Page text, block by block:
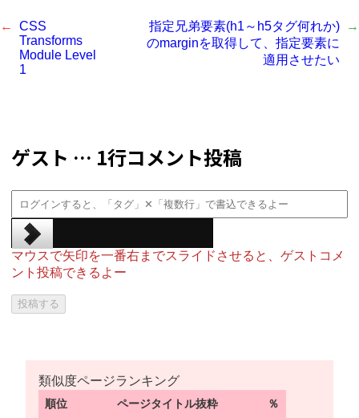
CSS
Transforms
Module Level
1
指定兄弟要素(h1～h5タグ何れか)
のmarginを取得して、指定要素に
適用させたい
ゲスト … 1行コメント投稿
マウスで矢印を一番右までスライドさせると、ゲストコメ
ント投稿できるよー
類似度ページランキング
順位 ページタイトル抜粋 ％